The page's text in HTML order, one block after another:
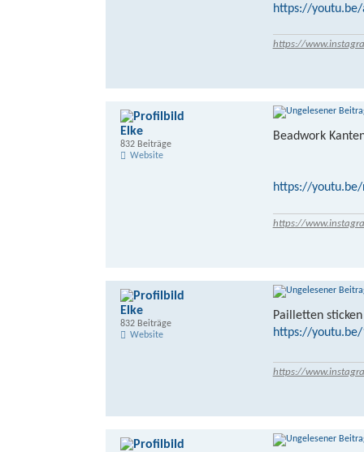
https://youtu.be/
https://
Beadwork
https://youtu.be/
https://
Elke
832 Beiträge
Website
Pailletten sticken
https://youtu.be/
https://
Elke
832 Beiträge
Website